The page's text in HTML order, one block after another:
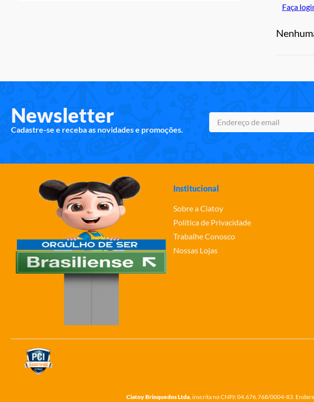
Faça
Newsletter
Cadastre-se e receba as novidades e promoções.
Institucional
Sobre a Ciatoy
Política de Privacidade
Trabalhe Conosco
Nossas Lojas
Ciatoy Brinquedos Ltda, inscrita no CNPJ: 04.676.768/0004-83.